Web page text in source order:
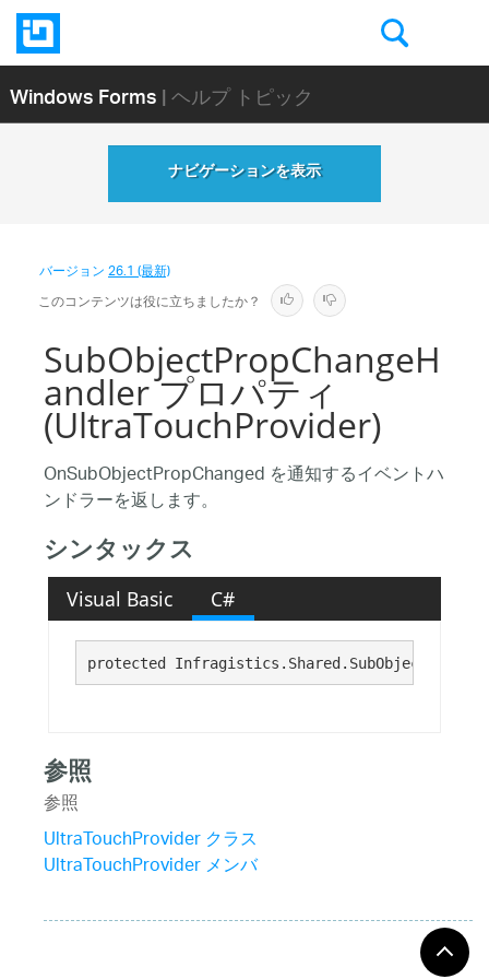
Windows Forms| ヘルプ トピック
ナビゲーションを表示
バージョン26.1 (最新)
このコンテンツは役に立ちましたか？
SubObjectPropChangeH
andler プロパティ
(UltraTouchProvider)
OnSubObjectPropChanged を通知するイベントハ
ンドラーを返します。
シンタックス
Visual Basic C#
protected
参照
参照
UltraTouchProvider クラス
UltraTouchProvider メンバ